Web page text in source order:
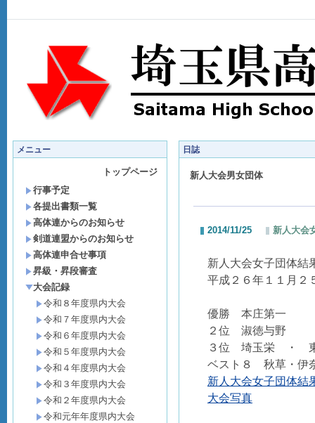
メニュー
トップページ
行事予定
各提出書類一覧
高体連からのお知らせ
剣道連盟からのお知らせ
高体連申合せ事項
昇級・昇段審査
大会記録
令和８年度県内大会
令和７年度県内大会
令和６年度県内大会
令和５年度県内大会
令和４年度県内大会
令和３年度県内大会
令和２年度県内大会
令和元年年度県内大会
日誌
新人大会男女団体
2014/11/25 新人大会
新人大会女子団体結
平成２６年１１月
優勝 本庄第一
２位 淑徳与野
３位 埼玉栄 ・
ベスト８ 秋草・伊
新人大会女子団体結
大会写真